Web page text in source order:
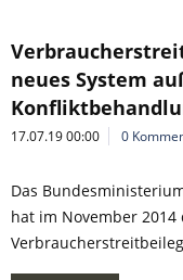
neues System
17.07.19 00:00 0
Das
hat im November